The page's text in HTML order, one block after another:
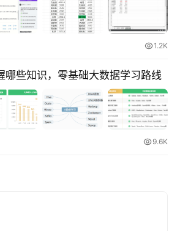
1.2K
哪些知识，零基础大数据学习路线
9.6K